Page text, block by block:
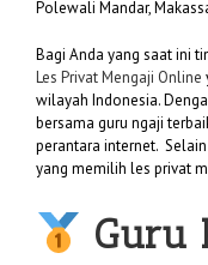
Polewali Mandar,
Bagi Anda yang saat ini
Les Privat Mengaji Online
wilayah Indonesia.
bersama guru ngaji
perantara internet.
yang memilih les privat
Guru